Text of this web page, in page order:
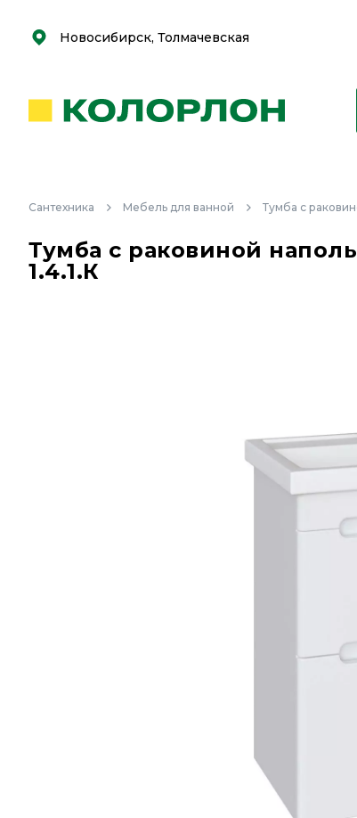
Скоро
Скоро
Новосибирск, Толмачевская
Сантехника Мебель для ванной Тумба с
Тумба с раковиной
1.4.1.К